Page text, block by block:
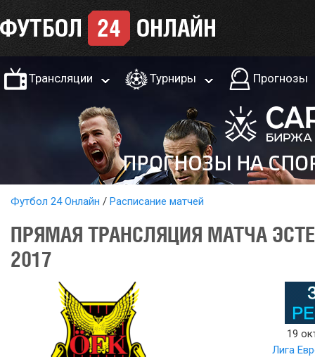
Трансляции Турниры Прогнозы
Футбол 24 Онлайн Расписание матчей
ПРЯМАЯ ТРАНСЛЯЦИЯ МАТЧА
2017
19
Лига